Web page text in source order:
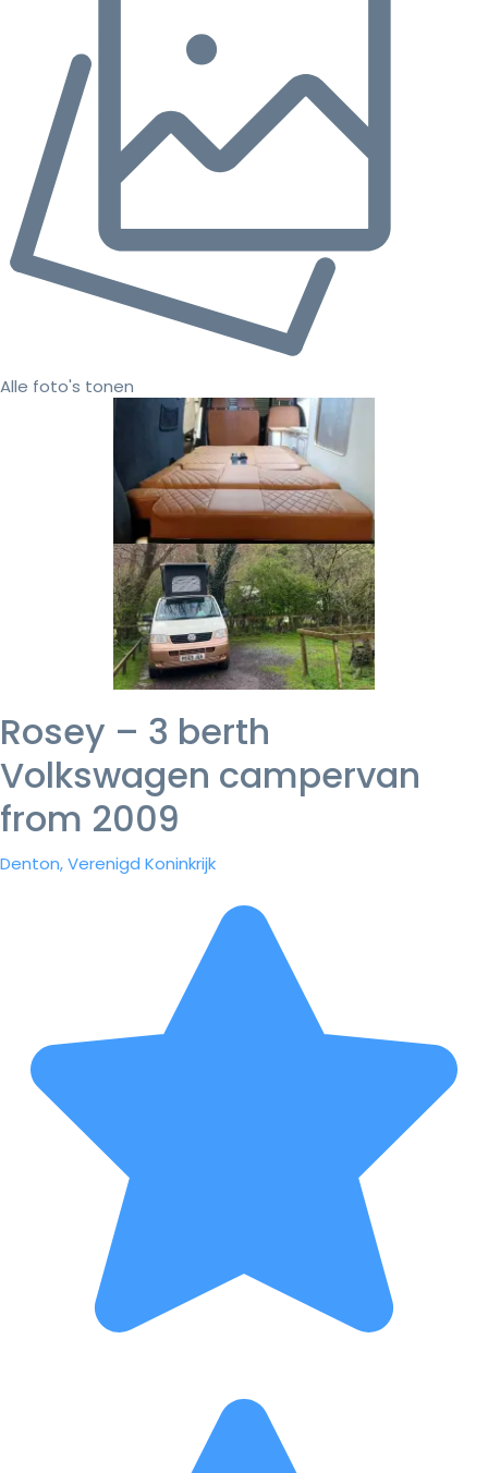
Alle foto's tonen
Rosey – 3 berth
Volkswagen campervan
from 2009
Denton, Verenigd Koninkrijk